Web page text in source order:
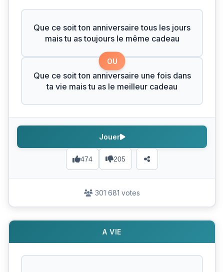
Que ce soit ton anniversaire tous les jours
mais tu as toujours le même cadeau
OU
Que ce soit ton anniversaire une fois dans
ta vie mais tu as le meilleur cadeau
474 205
Jouer
301 681 votes
A VIE